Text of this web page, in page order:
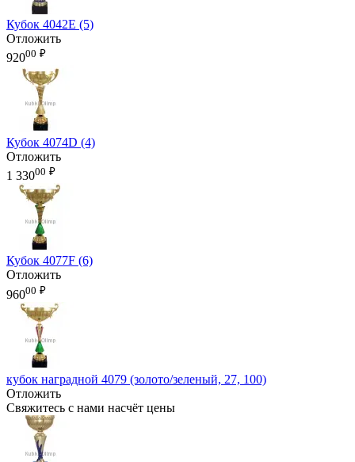
Кубок 4042E (5)
Отложить
92000 ₽
Кубок 4074D (4)
Отложить
1 33000 ₽
Кубок 4077F (6)
Отложить
96000 ₽
кубок наградной 4079 (золото/зеленый, 27, 100)
Отложить
Свяжитесь с нами насчёт цены